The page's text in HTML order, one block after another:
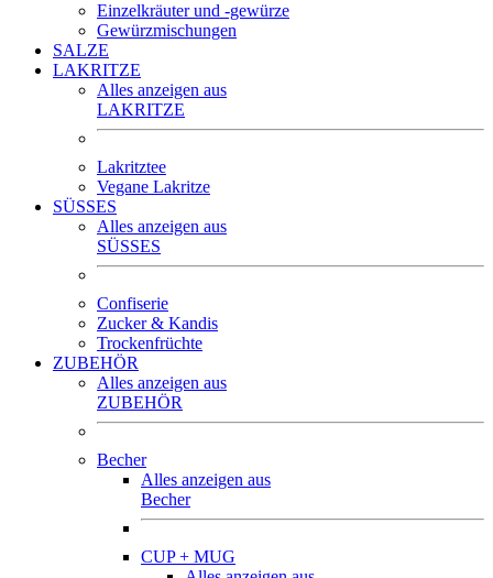
Einzelkräuter und -gewürze
Gewürzmischungen
SALZE
LAKRITZE
Alles anzeigen aus
LAKRITZE
Lakritztee
Vegane Lakritze
SÜSSES
Alles anzeigen aus
SÜSSES
Confiserie
Zucker & Kandis
Trockenfrüchte
ZUBEHÖR
Alles anzeigen aus
ZUBEHÖR
Becher
Alles anzeigen aus
Becher
CUP + MUG